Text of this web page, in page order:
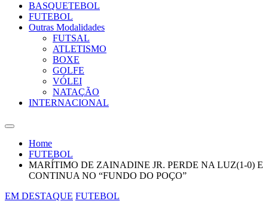
BASQUETEBOL
FUTEBOL
Outras Modalidades
FUTSAL
ATLETISMO
BOXE
GOLFE
VÓLEI
NATAÇÃO
INTERNACIONAL
Home
FUTEBOL
MARÍTIMO DE ZAINADINE JR. PERDE NA LUZ(1-0) E
CONTINUA NO “FUNDO DO POÇO”
EM DESTAQUE FUTEBOL